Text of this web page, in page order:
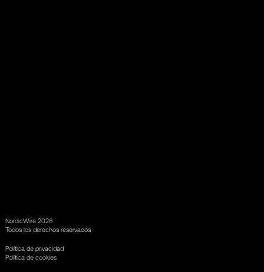
NordicWire 2026
Todos los derechos reservados
Política de privacidad
Política de cookies